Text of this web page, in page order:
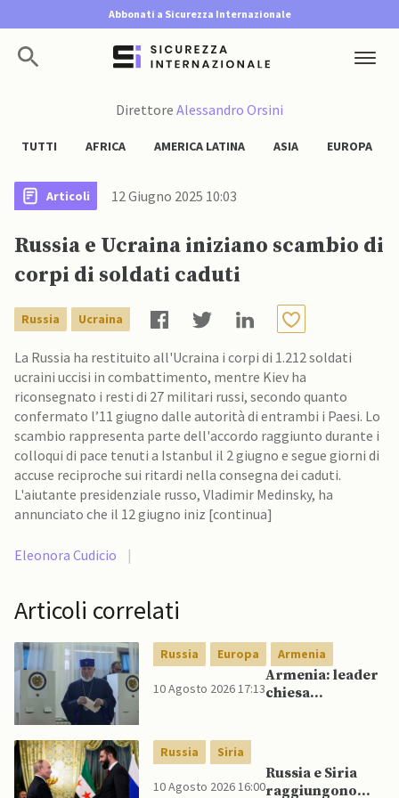
Abbonati a Sicurezza Internazionale
Direttore Alessandro Orsini
TUTTI AFRICA AMERICA LATINA ASIA EUROPA
Articoli 12 Giugno 2025 10:03
Russia e Ucraina iniziano scambio di
corpi di soldati caduti
Russia Ucraina
La Russia ha restituito all'Ucraina i corpi di 1.212 soldati
ucraini uccisi in combattimento, mentre Kiev ha
riconsegnato i resti di 27 militari russi, secondo quanto
confermato l’11 giugno dalle autorità di entrambi i Paesi. Lo
scambio rappresenta parte dell'accordo raggiunto durante i
colloqui di pace tenuti a Istanbul il 2 giugno e segue giorni di
accuse reciproche sui ritardi nella consegna dei caduti.
L'aiutante presidenziale russo, Vladimir Medinsky, ha
annunciato che il 12 giugno iniz [continua]
Eleonora Cudicio |
Articoli correlati
Russia Europa Armenia
10 Agosto 2026 17:13
Armenia: leader
chiesa
governo
Pashinyan
Russia Siria
10 Agosto 2026 16:00
Russia e Siria
raggiungono